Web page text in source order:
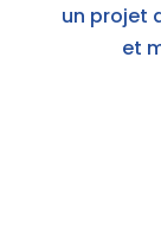
un projet
et